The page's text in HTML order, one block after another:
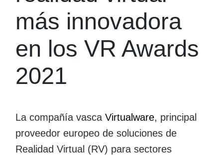
más innovadora
en los VR Awards
2021
La compañía vascaVirtualware, principal
proveedor europeo de soluciones de
Realidad Virtual (RV) para sectores